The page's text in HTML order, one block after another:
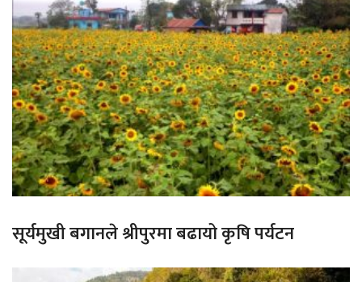
सूर्यमुखी बगानले श्रीपुरमा बढायो कृषि पर्यटन